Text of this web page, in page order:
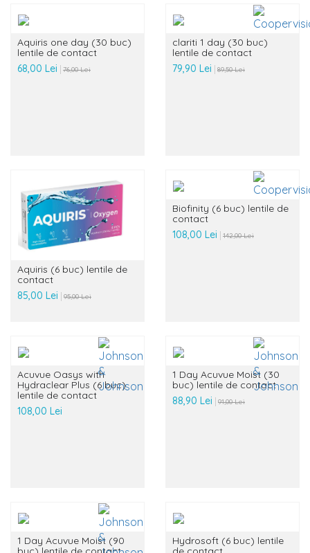
Aquiris one day (30 buc)
lentile de contact
68,00 Lei
76,00 Lei
clariti 1 day (30 buc)
lentile de contact
79,90 Lei
89,50 Lei
Aquiris (6 buc) lentile de
contact
85,00 Lei
95,00 Lei
Biofinity (6 buc) lentile de
contact
108,00 Lei
142,00 Lei
Acuvue Oasys with
Hydraclear Plus (6 buc)
lentile de contact
108,00 Lei
1 Day Acuvue Moist (30
buc) lentile de contact
88,90 Lei
91,00 Lei
1 Day Acuvue Moist (90
Hydrosoft (6 buc) lentile